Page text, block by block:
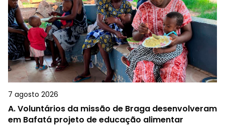
7 agosto 2026
A.Voluntários da missão de Braga desenvolveram
em Bafatá projeto de educação alimentar